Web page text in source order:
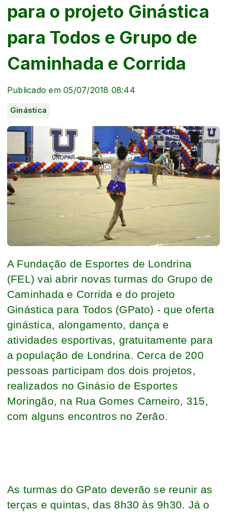
para o projeto Ginástica
para Todos e Grupo de
Caminhada e Corrida
Publicado em 05/07/2018 08:44
Ginástica
A Fundação de Esportes de Londrina
(FEL) vai abrir novas turmas do Grupo de
Caminhada e Corrida e do projeto
Ginástica para Todos (GPato) - que oferta
ginástica, alongamento, dança e
atividades esportivas, gratuitamente para
a população de Londrina. Cerca de 200
pessoas participam dos dois projetos,
realizados no Ginásio de Esportes
Moringão, na Rua Gomes Carneiro, 315,
com alguns encontros no Zerão.
As turmas do GPato deverão se reunir as
terças e quintas, das 8h30 às 9h30. Já o